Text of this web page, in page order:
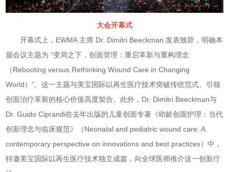
大会开幕式
开幕式上，EWMA 主席 Dr. Dimitri Beeckman 发表致辞，明确本
届会议主题为 “变局之下，创面管理：重启革新与重构理念
（Rebooting versus Rethinking Wound Care in Changing
World）”。这一主题与美宝国际以再生医疗技术突破传统范式、引领
创面治疗革新的核心价值高度契合。此外，Dr. Dimitri Beeckman与
Dr. Guido Ciprandi在去年出版的儿童创面专著《幼龄创面护理：当代
创新理念与临床规范》（Neonatal and pediatric wound care. A
contemporary perspective on innovations and best practices）中，
特邀美宝国际以再生医疗技术独立成篇，向全球医师推介这一创新疗